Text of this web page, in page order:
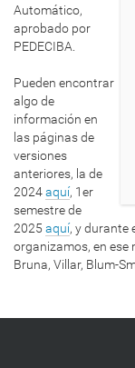
/
/
w
w
.
c
m
a
t
.
e
d
u
.
/
Automático,
aprobado por
PEDECIBA.
Pueden encontrar
algo de
información en
las páginas de
versiones
anteriores, la de
2024aquí, 1er
semestre de
2025 aquí, y durante
organizamos, en ese
Bruna, Villar, Blum-